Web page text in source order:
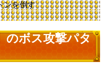
ンを倒す
のボス攻撃パタ